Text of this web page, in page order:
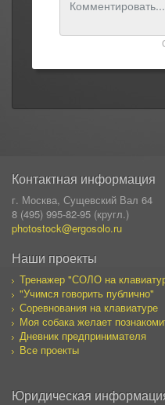
Контактная информация
г. Москва, Сущевский Вал 64
8 (495) 995-82-95 (кругл.)
photostock@ergosolo.ru
Наши проекты
Тренажер "СОЛО на
"Учимся говорить публично"
Соревнования на клавиатуре
Моя собака желает
Дневник предпринимателя
Все проекты
Юридическая